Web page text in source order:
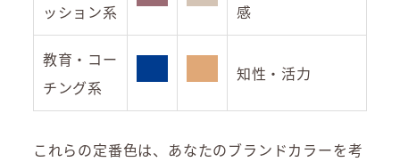
ッション系
感
教育・コー
チング系
知性・活力
これらの定番色は、あなたのブランドカラーを考